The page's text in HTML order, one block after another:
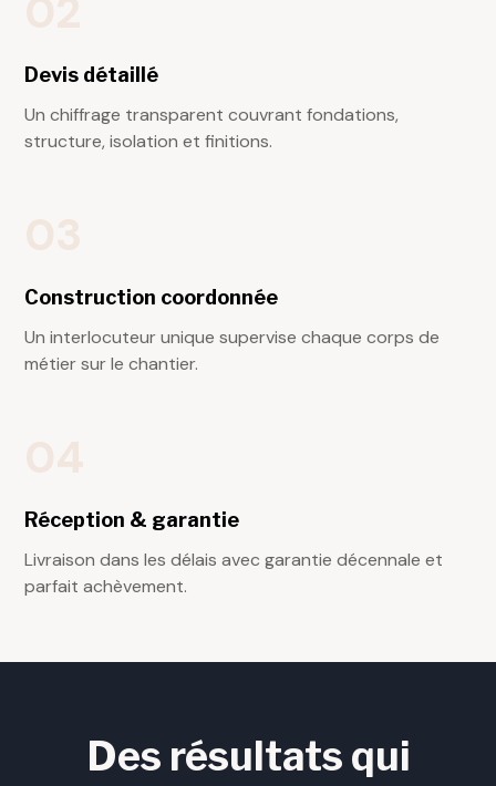
02
Devis détaillé
Un chiffrage transparent couvrant fondations,
structure, isolation et finitions.
03
Construction coordonnée
Un interlocuteur unique supervise chaque corps de
métier sur le chantier.
04
Réception & garantie
Livraison dans les délais avec garantie décennale et
parfait achèvement.
Des résultats qui